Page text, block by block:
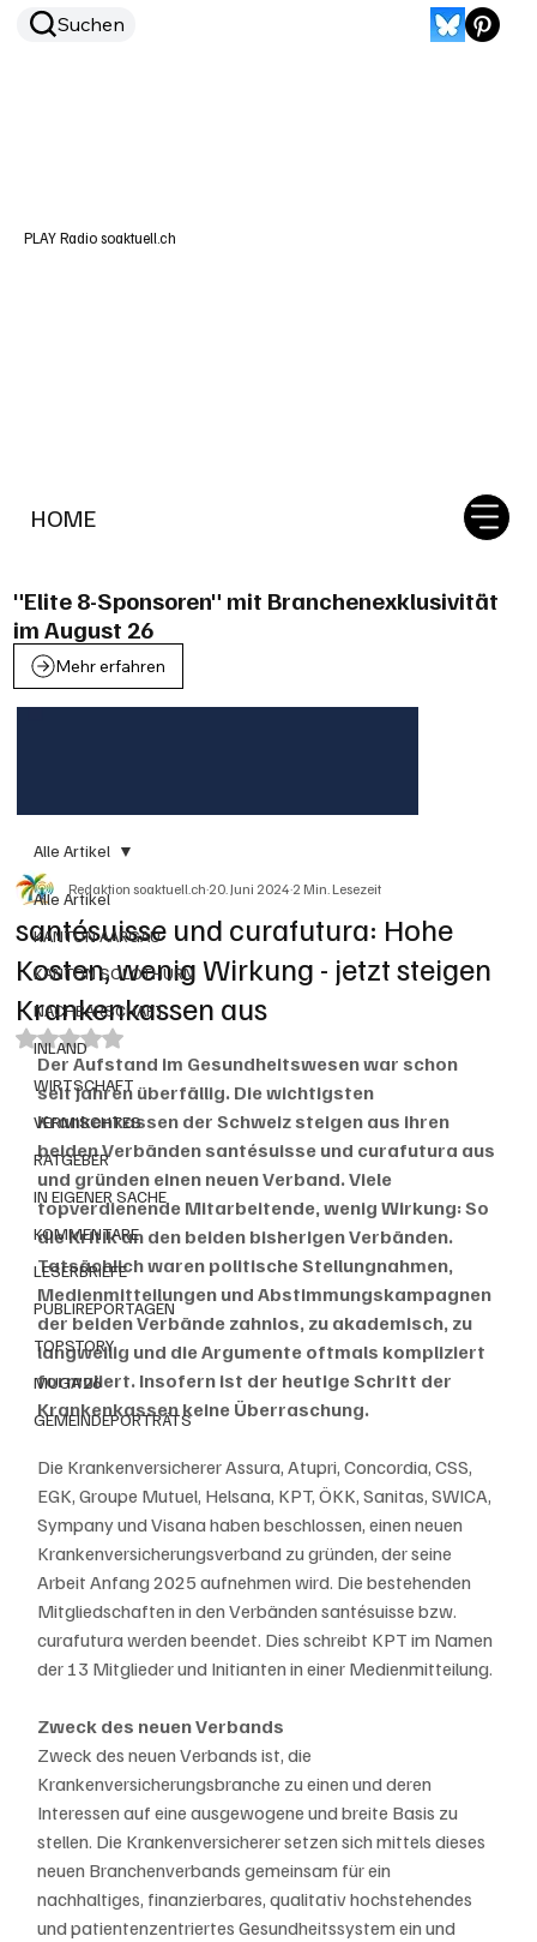
HOME
Suchen
PLAY Radio soaktuell.ch
"Elite 8-Sponsoren" mit Branchenexklusivität
im August 26
Mehr erfahren
Alle Artikel
KANTON AARGAU
KANTON SOLOTHURN
NACHBARSCHAFT
INLAND
WIRTSCHAFT
VERMISCHTES
RATGEBER
IN EIGENER SACHE
KOMMENTARE
LESERBRIEFE
PUBLIREPORTAGEN
TOPSTORY
MUGA'26
GEMEINDEPORTRÄTS
Alle Artikel
santésuisse und curafutura: Hohe
Kosten, wenig Wirkung - jetzt steigen
Krankenkassen aus
Redaktion soaktuell.ch20. Juni 20242 Min. Lesezeit
Mit NaN von 5 Sternen bewertet.
Der Aufstand im Gesundheitswesen war schon
seit Jahren überfällig. Die wichtigsten
Krankenkassen der Schweiz steigen aus ihren
beiden Verbänden santésuisse und curafutura aus
und gründen einen neuen Verband. Viele
topverdienende Mitarbeitende, wenig Wirkung: So
die Kritik an den beiden bisherigen Verbänden.
Tatsächlich waren politische Stellungnahmen,
Medienmitteilungen und Abstimmungskampagnen
der beiden Verbände zahnlos, zu akademisch, zu
langweilig und die Argumente oftmals kompliziert
formuliert. Insofern ist der heutige Schritt der
Krankenkassen keine Überraschung.
Die Krankenversicherer Assura, Atupri, Concordia, CSS,
EGK, Groupe Mutuel, Helsana, KPT, ÖKK, Sanitas, SWICA,
Sympany und Visana haben beschlossen, einen neuen
Krankenversicherungsverband zu gründen, der seine
Arbeit Anfang 2025 aufnehmen wird. Die bestehenden
Mitgliedschaften in den Verbänden santésuisse bzw.
curafutura werden beendet. Dies schreibt KPT im Namen
der 13 Mitglieder und Initianten in einer Medienmitteilung.
Zweck des neuen Verbands
Zweck des neuen Verbands ist, die
Krankenversicherungsbranche zu einen und deren
Interessen auf eine ausgewogene und breite Basis zu
stellen. Die Krankenversicherer setzen sich mittels dieses
neuen Branchenverbands gemeinsam für ein
nachhaltiges, finanzierbares, qualitativ hochstehendes
und patientenzentriertes Gesundheitssystem ein und